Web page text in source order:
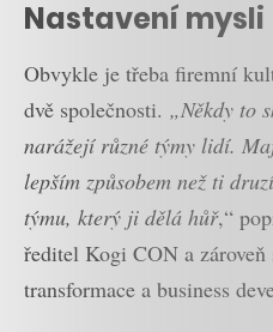
Nastavení mysli
Obvykle je třeba firemní
dvě společnosti. „Někdy to
narážejí různé týmy lidí.
lepším způsobem než ti
týmu, který ji dělá hůř,“
ředitel Kogi CON a
transformace a business